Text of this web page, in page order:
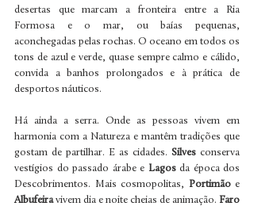
desertas que marcam a fronteira entre a Ria
Formosa e o mar, ou baías pequenas,
aconchegadas pelas rochas. O oceano em todos os
tons de azul e verde, quase sempre calmo e cálido,
convida a banhos prolongados e à prática de
desportos náuticos.
Há ainda a serra. Onde as pessoas vivem em
harmonia com a Natureza e mantêm tradições que
gostam de partilhar. E as cidades. Silves conserva
vestígios do passado árabe e Lagos da época dos
Descobrimentos. Mais cosmopolitas,
Portimão
Albufeira vivem dia e noite cheias de animação. Faro